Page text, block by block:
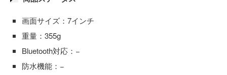
画面サイズ：7インチ
重量：355g
Bluetooth対応：−
防水機能：−